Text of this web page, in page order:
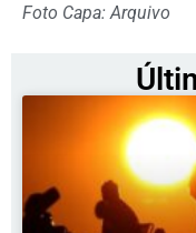
Foto Capa: Arquivo